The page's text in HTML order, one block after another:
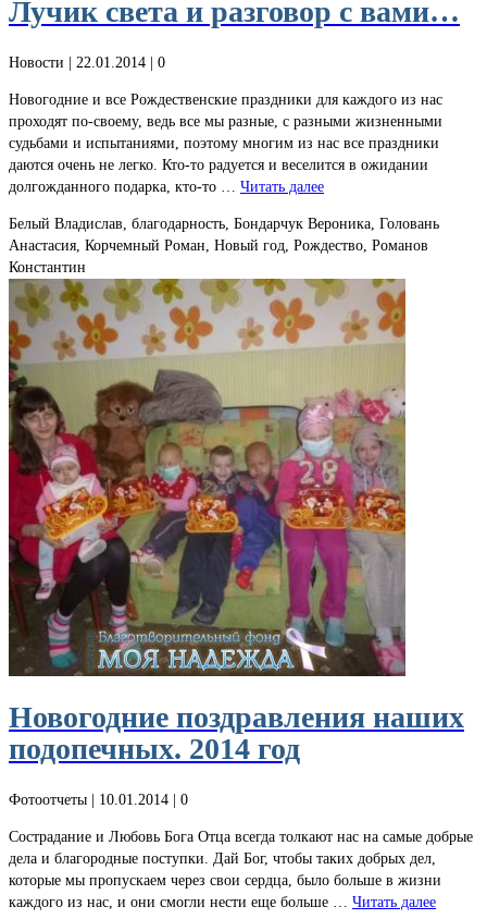
Лучик света и разговор с вами…
Новости | 22.01.2014 | 0
Новогодние и все Рождественские праздники для каждого из нас
проходят по-своему, ведь все мы разные, с разными жизненными
судьбами и испытаниями, поэтому многим из нас все праздники
даются очень не легко. Кто-то радуется и веселится в ожидании
долгожданного подарка, кто-то … Читать далее
Белый Владислав, благодарность, Бондарчук Вероника, Головань
Анастасия, Корчемный Роман, Новый год, Рождество, Романов
Константин
Новогодние поздравления наших
подопечных. 2014 год
Фотоотчеты | 10.01.2014 | 0
Сострадание и Любовь Бога Отца всегда толкают нас на самые добрые
дела и благородные поступки. Дай Бог, чтобы таких добрых дел,
которые мы пропускаем через свои сердца, было больше в жизни
каждого из нас, и они смогли нести еще больше … Читать далее